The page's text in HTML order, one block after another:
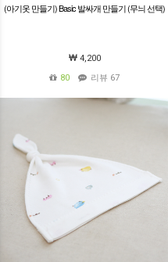
(아기옷 만들기) Basic 발싸개 만들기 (무늬 선택)
4,200
80
리뷰 67